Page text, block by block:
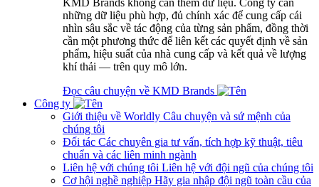
KMD Brands không cần thêm dữ liệu. Công ty cần
những dữ liệu phù hợp, đủ chính xác để cung cấp cái
nhìn sâu sắc về tác động của từng sản phẩm, đồng thời
cần một phương thức để liên kết các quyết định về sản
phẩm, hiệu suất của nhà cung cấp và kết quả về lượng
khí thải — trên quy mô lớn.
Đọc câu chuyện về KMD Brands
Công ty
Giới thiệu về Worldly Câu chuyện và sứ mệnh của
chúng tôi
Đối tác Các chuyên gia tư vấn, tích hợp kỹ thuật, tiêu
chuẩn và các liên minh ngành
Liên hệ với chúng tôi Liên hệ với đội ngũ của chúng tôi
Cơ hội nghề nghiệp Hãy gia nhập đội ngũ toàn cầu của